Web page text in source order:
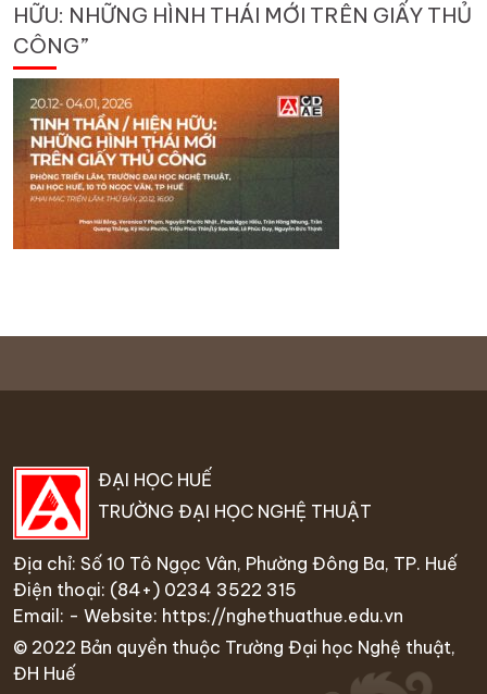
HỮU: NHỮNG HÌNH THÁI MỚI TRÊN GIẤY THỦ
CÔNG”
ĐẠI HỌC HUẾ
TRƯỜNG ĐẠI HỌC NGHỆ THUẬT
Địa chỉ: Số 10 Tô Ngọc Vân, Phường Đông Ba, TP. Huế
Điện thoại: (84+) 0234 3522 315
Email: - Website: https://nghethuathue.edu.vn
© 2022 Bản quyền thuộc Trường Đại học Nghệ thuật,
ĐH Huế